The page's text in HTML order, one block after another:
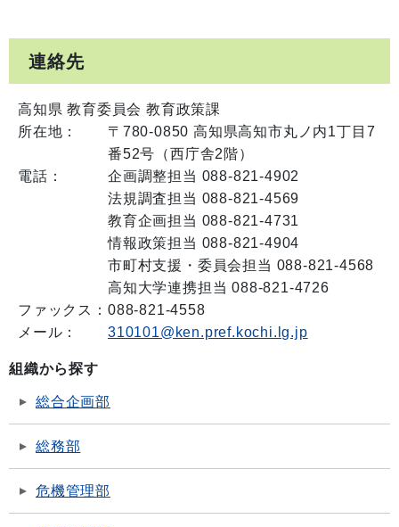
連絡先
高知県 教育委員会 教育政策課
所在地：
〒780-0850 高知県高知市丸ノ内1丁目7
番52号（西庁舎2階）
電話：
企画調整担当 088-821-4902
法規調査担当 088-821-4569
教育企画担当 088-821-4731
情報政策担当 088-821-4904
市町村支援・委員会担当 088-821-4568
高知大学連携担当 088-821-4726
ファックス： 088-821-4558
メール：
310101@ken.pref.kochi.lg.jp
組織から探す
総合企画部
総務部
危機管理部